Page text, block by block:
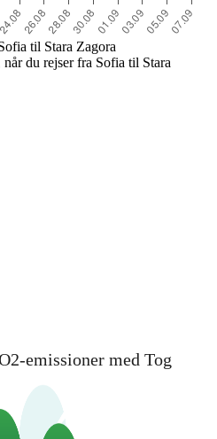
til Stara Zagora
du rejser fra Sofia til Stara
emissioner med Tog